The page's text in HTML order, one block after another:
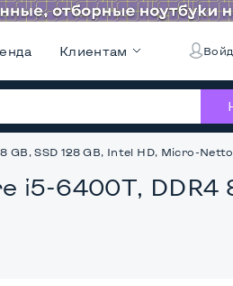
Клиентам
SSD 128 GB, Intel HD, Micro-
6400T, DDR4